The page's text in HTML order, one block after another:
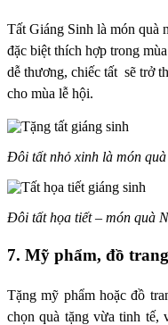
Tất Giáng Sinh là món quà
đặc biệt thích hợp trong
dễ thương, chiếc tất sẽ trở
cho mùa lễ hội.
Đôi tất nhỏ xinh là món
Đôi tất họa tiết – món quà
7. Mỹ phẩm, đồ
Tặng mỹ phẩm hoặcđồ
chọn quà tặng vừa tinh tế,